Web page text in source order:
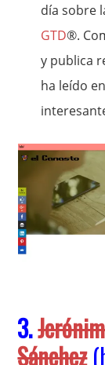
día sobre
GTD®.
y publica
ha leído
3.
Sánchez(